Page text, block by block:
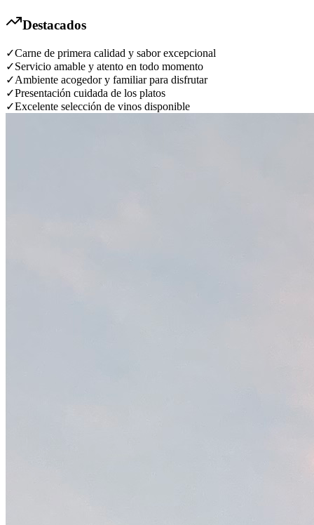
Destacados
✓Carne de primera calidad y sabor excepcional
✓Servicio amable y atento en todo momento
✓Ambiente acogedor y familiar para disfrutar
✓Presentación cuidada de los platos
✓Excelente selección de vinos disponible